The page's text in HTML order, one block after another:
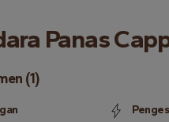
Panas
(1)